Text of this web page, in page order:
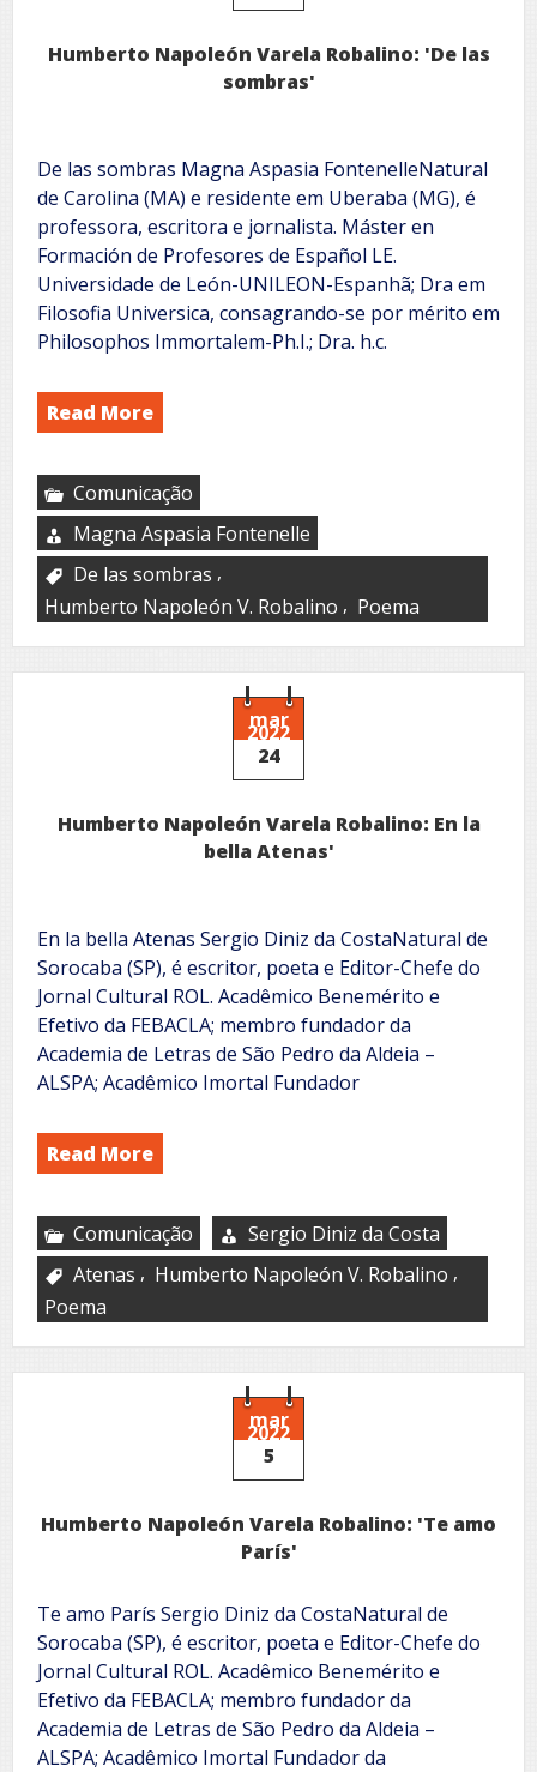
Humberto Napoleón Varela Robalino: 'De las
sombras'
De las sombras Magna Aspasia FontenelleNatural
de Carolina (MA) e residente em Uberaba (MG), é
professora, escritora e jornalista. Máster en
Formación de Profesores de Español LE.
Universidade de León-UNILEON-Espanhã; Dra em
Filosofia Universica, consagrando-se por mérito em
Philosophos Immortalem-Ph.I.; Dra. h.c.
Read More
Comunicação
Magna Aspasia Fontenelle
De las sombras ,
Humberto Napoleón V. Robalino , Poema
mar
2022
24
Humberto Napoleón Varela Robalino: En la
bella Atenas'
En la bella Atenas Sergio Diniz da CostaNatural de
Sorocaba (SP), é escritor, poeta e Editor-Chefe do
Jornal Cultural ROL. Acadêmico Benemérito e
Efetivo da FEBACLA; membro fundador da
Academia de Letras de São Pedro da Aldeia –
ALSPA; Acadêmico Imortal Fundador
Read More
Comunicação
Sergio Diniz da Costa
Atenas , Humberto Napoleón V. Robalino ,
Poema
mar
2022
5
Humberto Napoleón Varela Robalino: 'Te amo
París'
Te amo París Sergio Diniz da CostaNatural de
Sorocaba (SP), é escritor, poeta e Editor-Chefe do
Jornal Cultural ROL. Acadêmico Benemérito e
Efetivo da FEBACLA; membro fundador da
Academia de Letras de São Pedro da Aldeia –
ALSPA; Acadêmico Imortal Fundador da